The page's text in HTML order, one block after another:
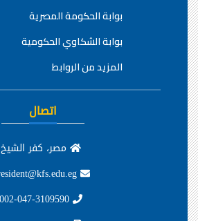
بوابة الحكومة المصرية
بوابة الشكاوي الحكومية
المزيد من الروابط
اتصال
مصر، كفر الشيخ